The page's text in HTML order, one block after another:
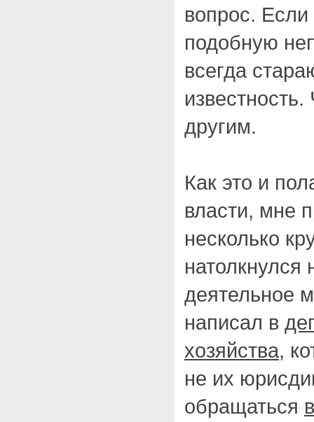
вопрос.
подобную
всегда
другим.
Как это и
власти, мне
несколько
натолкнулся
деятельное
написал в
хозяйства,
не их
обращаться